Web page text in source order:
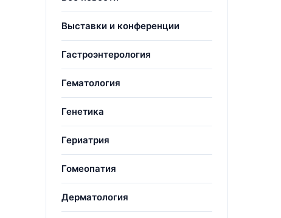
Выставки и конференции
Гастроэнтерология
Гематология
Генетика
Гериатрия
Гомеопатия
Дерматология